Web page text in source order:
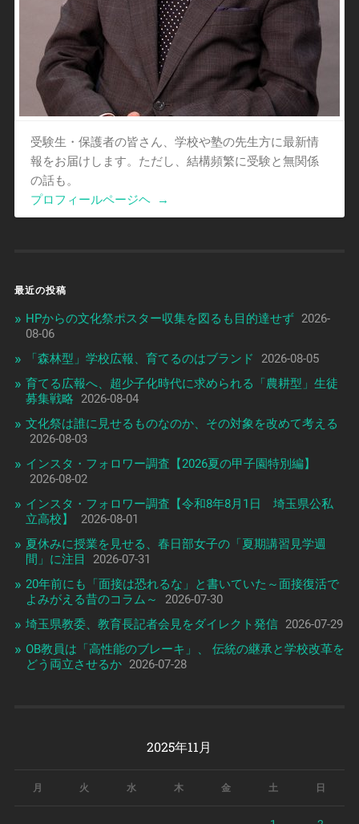
受験生・保護者の皆さん、学校や塾の先生方に最新情
報をお届けします。ただし、結構頻繁に受験と無関係
の話も。
プロフィールページヘ
→
最近の投稿
HPからの文化祭ポスター収集を図るも目的達せず 2026-
08-06
「森林型」学校広報、育てるのはブランド
2026-08-05
育てる広報へ、超少子化時代に求められる「農耕型」生徒
募集戦略
2026-08-04
文化祭は誰に見せるものなのか、その対象を改めて考える
2026-08-03
インスタ・フォロワー調査【2026夏の甲子園特別編】
2026-08-02
インスタ・フォロワー調査【令和8年8月1日 埼玉県公私
立高校】
2026-08-01
夏休みに授業を見せる、春日部女子の「夏期講習見学週
間」に注目
2026-07-31
20年前にも「面接は恐れるな」と書いていた～面接復活で
よみがえる昔のコラム～
2026-07-30
埼玉県教委、教育長記者会見をダイレクト発信 2026-07-29
OB教員は「高性能のブレーキ」、 伝統の継承と学校改革を
どう両立させるか 2026-07-28
2025年11月
月 火 水 木 金 土 日